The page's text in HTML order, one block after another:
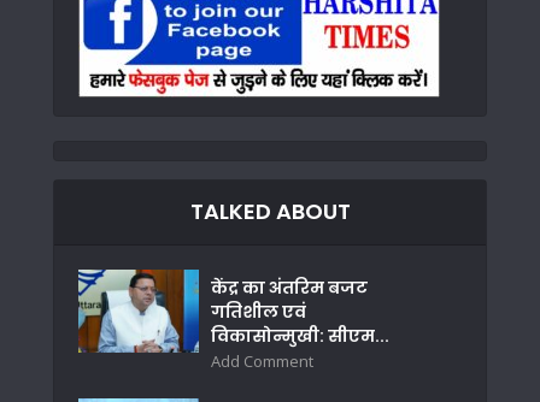
TALKED ABOUT
केंद्र का अंतरिम बजट
गतिशील एवं
विकासोन्मुखी: सीएम...
Add Comment